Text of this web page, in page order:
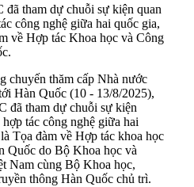
đã tham dự chuỗi sự kiện quan
công nghệ giữa hai quốc gia,
về Hợp tác Khoa học và Công
chuyến thăm cấp Nhà nước
Hàn Quốc (10 - 13/8/2025),
đã tham dự chuỗi sự kiện
tác công nghệ giữa hai
Tọa đàm về Hợp tác khoa học
Quốc do Bộ Khoa học và
Nam cùng Bộ Khoa học,
thông Hàn Quốc chủ trì.